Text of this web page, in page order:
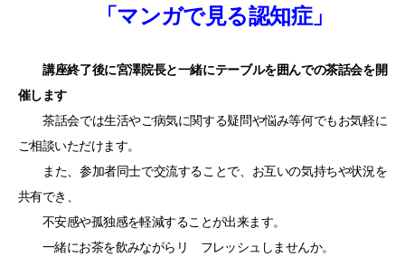
「マンガで見る認知症」
講座終了後に宮澤院長と一緒にテーブルを囲んでの茶話会を開
催します
茶話会では生活やご病気に関する疑問や悩み等何でもお気軽に
ご相談いただけます。
また、参加者同士で交流することで、お互いの気持ちや状況を
共有でき、
不安感や孤独感を軽減することが出来ます。
一緒にお茶を飲みながらリ フレッシュしませんか。